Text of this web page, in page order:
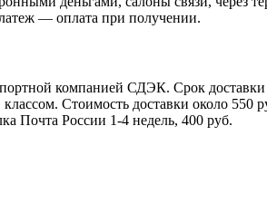
— оплата при получении.
компанией СДЭК. Срок
Cтоимость доставки около 550
Почта России 1-4 недель, 400 руб.